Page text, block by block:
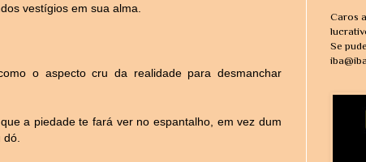
vestígios em sua alma.
o aspecto cru da realidade para desmanchar
a piedade te fará ver no espantalho, em vez dum
Caros
Se